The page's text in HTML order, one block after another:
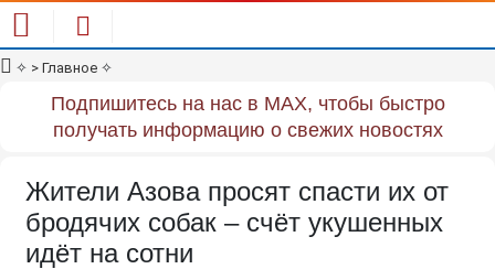
✧ > Главное ✧
Подпишитесь на нас в MAX, чтобы быстро
получать информацию о свежих новостях
Жители Азова просят спасти их от
бродячих собак – счёт укушенных
идёт на сотни